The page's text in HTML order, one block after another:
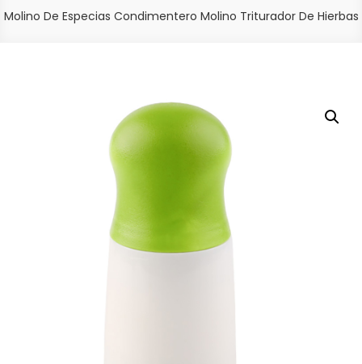
Molino De Especias Condimentero Molino Triturador De Hierbas